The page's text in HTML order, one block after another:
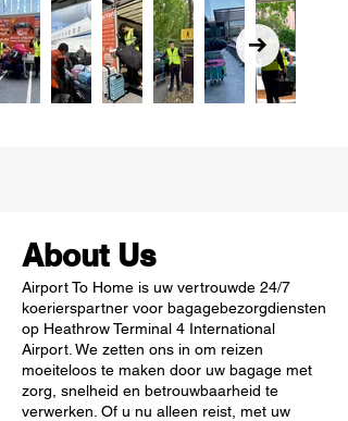
About Us
Airport To Home is uw vertrouwde 24/7
koerierspartner voor bagagebezorgdiensten
op Heathrow Terminal 4 International
Airport. We zetten ons in om reizen
moeiteloos te maken door uw bagage met
zorg, snelheid en betrouwbaarheid te
verwerken. Of u nu alleen reist, met uw